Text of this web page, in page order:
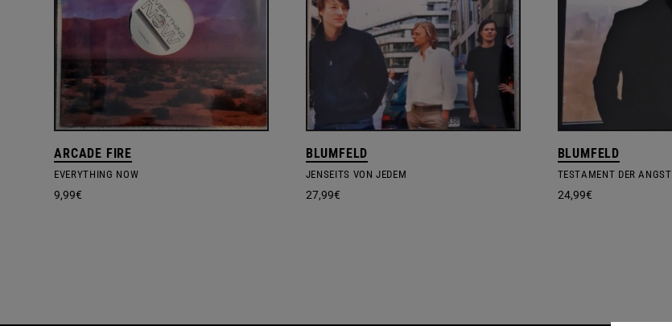
ARCADE FIRE
EVERYTHING NOW
9,99€
BLUMFELD
JENSEITS VON JEDEM
27,99€
BLUMFELD
TESTAMENT DER ANGST
24,99€